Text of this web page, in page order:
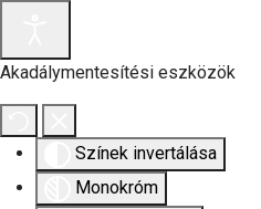
Akadálymentesítési eszközök
Színek invertálása
Monokróm